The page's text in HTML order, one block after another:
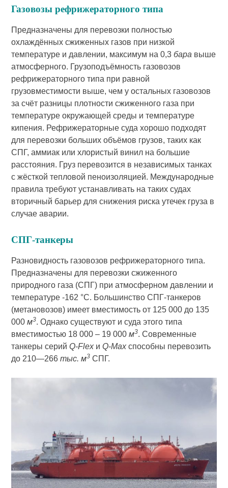
Газовозы рефрижераторного типа
Предназначены для перевозки полностью
охлаждённых сжиженных газов при низкой
температуре и давлении, максимум на 0,3бара выше
атмосферного. Грузоподъёмность газовозов
рефрижераторного типа при равной
грузовместимости выше, чем у остальных газовозов
за счёт разницы плотности сжиженного газа при
температуре окружающей среды и температуре
кипения. Рефрижераторные суда хорошо подходят
для перевозки больших объёмов грузов, таких как
СПГ, аммиак или хлористый винил на большие
расстояния. Груз перевозится в независимых танках
с жёсткой тепловой пеноизоляцией. Международные
правила требуют устанавливать на таких судах
вторичный барьер для снижения риска утечек груза в
случае аварии.
СПГ-танкеры
Разновидность газовозов рефрижераторного типа.
Предназначены для перевозки сжиженного
природного газа (СПГ) при атмосферном давлении и
температуре -162 °C. Большинство СПГ-танкеров
(метановозов) имеет вместимость от 125 000 до 135
000м3. Однако существуют и суда этого типа
вместимостью 18 000 – 19 000м3. Современные
танкеры серийQ-FlexиQ-Maxспособны перевозить
до 210—266тыс. м3 СПГ.